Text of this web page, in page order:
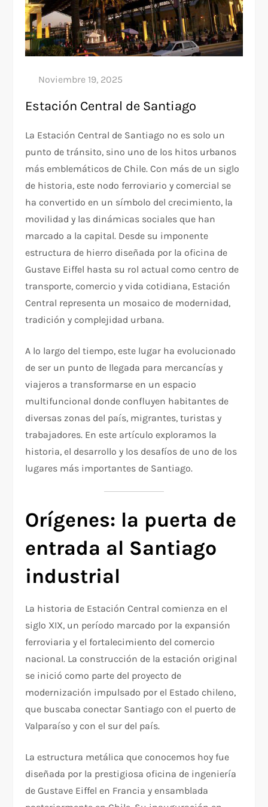
Estación Central de Santiago
La Estación Central de Santiago no es solo un
punto de tránsito, sino uno de los hitos urbanos
más emblemáticos de Chile. Con más de un siglo
de historia, este nodo ferroviario y comercial se
ha convertido en un símbolo del crecimiento, la
movilidad y las dinámicas sociales que han
marcado a la capital. Desde su imponente
estructura de hierro diseñada por la oficina de
Gustave Eiffel hasta su rol actual como centro de
transporte, comercio y vida cotidiana, Estación
Central representa un mosaico de modernidad,
tradición y complejidad urbana.
A lo largo del tiempo, este lugar ha evolucionado
de ser un punto de llegada para mercancías y
viajeros a transformarse en un espacio
multifuncional donde confluyen habitantes de
diversas zonas del país, migrantes, turistas y
trabajadores. En este artículo exploramos la
historia, el desarrollo y los desafíos de uno de los
lugares más importantes de Santiago.
Orígenes: la puerta de
entrada al Santiago
industrial
La historia de Estación Central comienza en el
siglo XIX, un período marcado por la expansión
ferroviaria y el fortalecimiento del comercio
nacional. La construcción de la estación original
se inició como parte del proyecto de
modernización impulsado por el Estado chileno,
que buscaba conectar Santiago con el puerto de
Valparaíso y con el sur del país.
La estructura metálica que conocemos hoy fue
diseñada por la prestigiosa oficina de ingeniería
de Gustave Eiffel en Francia y ensamblada